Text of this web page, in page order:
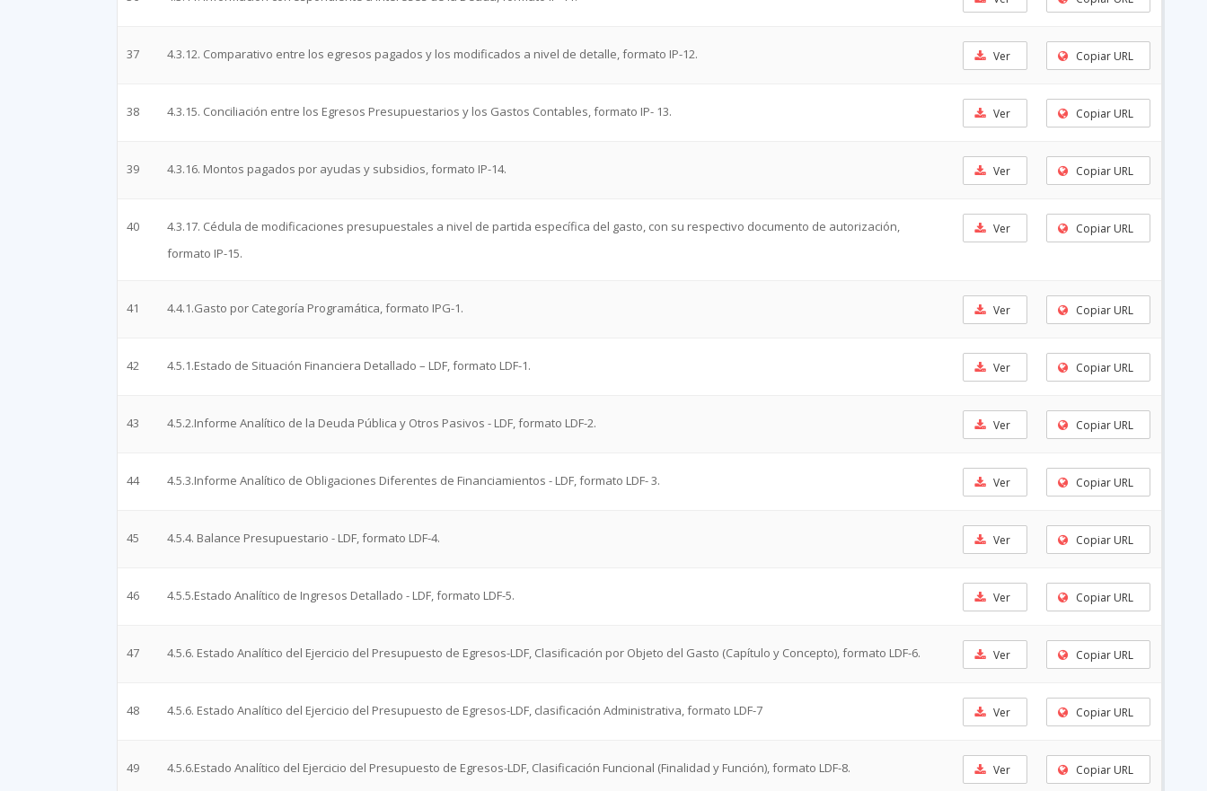
37 4.3.12. Comparativo entre los egresos pagados y los modificados a nivel de detalle, formato IP-12. Ver Copiar URL
38 4.3.15. Conciliación entre los Egresos Presupuestarios y los Gastos Contables, formato IP- 13. Ver Copiar URL
39 4.3.16. Montos pagados por ayudas y subsidios, formato IP-14. Ver Copiar URL
40
4.3.17. Cédula de modificaciones presupuestales a nivel de partida específica del gasto, con su respectivo documento de autorización,
formato IP-15.
Ver Copiar URL
41 4.4.1.Gasto por Categoría Programática, formato IPG-1. Ver Copiar URL
42 4.5.1.Estado de Situación Financiera Detallado – LDF, formato LDF-1. Ver Copiar URL
43 4.5.2.Informe Analítico de la Deuda Pública y Otros Pasivos - LDF, formato LDF-2. Ver Copiar URL
44 4.5.3.Informe Analítico de Obligaciones Diferentes de Financiamientos - LDF, formato LDF- 3. Ver Copiar URL
45 4.5.4. Balance Presupuestario - LDF, formato LDF-4. Ver Copiar URL
46 4.5.5.Estado Analítico de Ingresos Detallado - LDF, formato LDF-5. Ver Copiar URL
47 4.5.6. Estado Analítico del Ejercicio del Presupuesto de Egresos-LDF, Clasificación por Objeto del Gasto (Capítulo y Concepto), formato LDF-6. Ver Copiar URL
48 4.5.6. Estado Analítico del Ejercicio del Presupuesto de Egresos-LDF, clasificación Administrativa, formato LDF-7 Ver Copiar URL
49 4.5.6.Estado Analítico del Ejercicio del Presupuesto de Egresos-LDF, Clasificación Funcional (Finalidad y Función), formato LDF-8. Ver Copiar URL